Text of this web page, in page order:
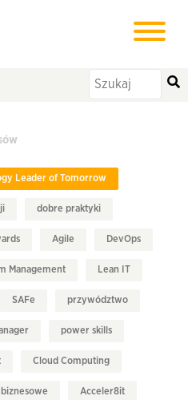
Leader of Tomorrow
dobre praktyki
Agile DevOps
Management Lean IT
SAFe przywództwo
power skills
Cloud Computing
biznesowe Acceler8it